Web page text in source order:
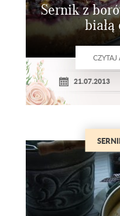
Sernik z
CZYTAJ
21.07.2013